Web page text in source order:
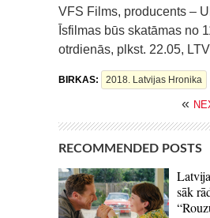
VFS Films, producents –
Īsfilmas būs skatāmas no
otrdienās, plkst. 22.05,
BIRKAS: 2018. Latvijas Hronika
«
RECOMMENDED POSTS
sāk